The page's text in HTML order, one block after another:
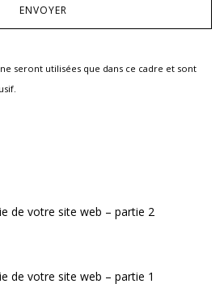
seront utilisées que dans ce cadre et sont
de votre site web – partie 2
de votre site web – partie 1